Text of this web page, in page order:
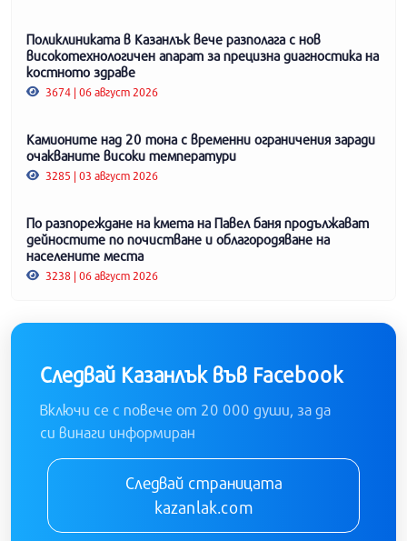
Поликлиниката в Казанлък вече разполага с нов
високотехнологичен апарат за прецизна диагностика на
костното здраве
3674 | 06 август 2026
Камионите над 20 тона с временни ограничения заради
очакваните високи температури
3285 | 03 август 2026
По разпореждане на кмета на Павел баня продължават
дейностите по почистване и облагородяване на
населените места
3238 | 06 август 2026
Следвай Казанлък във Facebook
Включи се с повече от 20 000 души, за да
си винаги информиран
Следвай страницата
kazanlak.com